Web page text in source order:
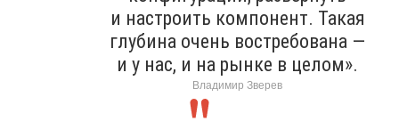
и настроить компонент. Такая
глубина очень востребована —
и у нас, и на рынке в целом».
Владимир Зверев